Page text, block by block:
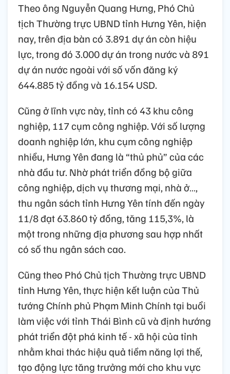
Theo ông Nguyễn Quang Hưng, Phó Chủ
tịch Thường trực UBND tỉnh Hưng Yên, hiện
nay, trên địa bàn có 3.891 dự án còn hiệu
lực, trong đó 3.000 dự án trong nước và 891
dự án nước ngoài với số vốn đăng ký
644.885 tỷ đồng và 16.154 USD.
Cũng ở lĩnh vực này, tỉnh có 43 khu công
nghiệp, 117 cụm công nghiệp. Với số lượng
doanh nghiệp lớn, khu cụm công nghiệp
nhiều, Hưng Yên đang là “thủ phủ” của các
nhà đầu tư. Nhờ phát triển đồng bộ giữa
công nghiệp, dịch vụ thương mại, nhà ở…,
thu ngân sách tỉnh Hưng Yên tính đến ngày
11/8 đạt 63.860 tỷ đồng, tăng 115,3%, là
một trong những địa phương sau hợp nhất
có số thu ngân sách cao.
Cũng theo Phó Chủ tịch Thường trực UBND
tỉnh Hưng Yên, thực hiện kết luận của Thủ
tướng Chính phủ Phạm Minh Chính tại buổi
làm việc với tỉnh Thái Bình cũ và định hướng
phát triển đột phá kinh tế - xã hội của tỉnh
nhằm khai thác hiệu quả tiềm năng lợi thế,
tạo động lực tăng trưởng mới cho khu vực